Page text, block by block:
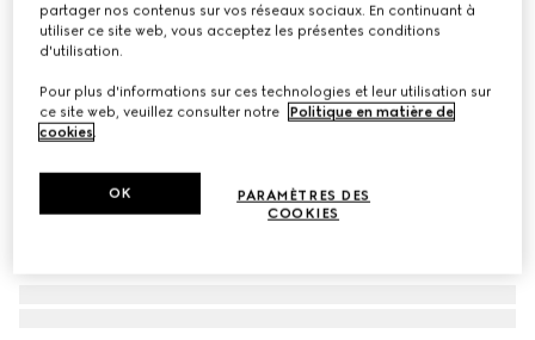
partager nos contenus sur vos réseaux sociaux. En continuant à
utiliser ce site web, vous acceptez les présentes conditions
d'utilisation.
Pour plus d'informations sur ces technologies et leur utilisation sur
ce site web, veuillez consulter notre
Politique en matière de
cookies.
PARAMÈTRES DES
COOKIES
OK